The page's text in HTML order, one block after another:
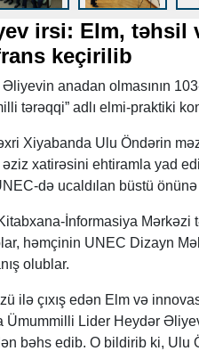
irsi: Elm, təhsil
keçirilib
anadan olmasının
tərəqqi” adlı elmi-praktiki
Xiyabanda Ulu Öndərin
xatirəsini ehtiramla yad
də ucaldılan büstü
İnformasiya
həmçinin UNEC Dizayn
olublar.
ilə çıxış edən Elm və
Ümummilli Lider Heydər
bəhs edib. O bildirib ki, Ulu